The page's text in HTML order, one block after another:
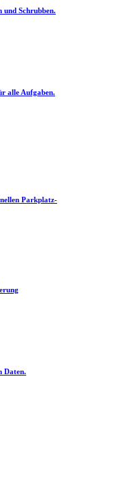
und Schrubben.
alle Aufgaben.
Parkplatz-
Daten.